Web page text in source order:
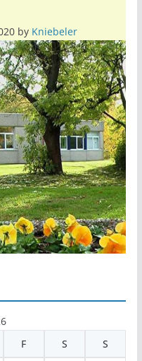
by Kniebeler
F S S